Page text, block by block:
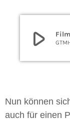
play_arrow
Nun können
auch für einen